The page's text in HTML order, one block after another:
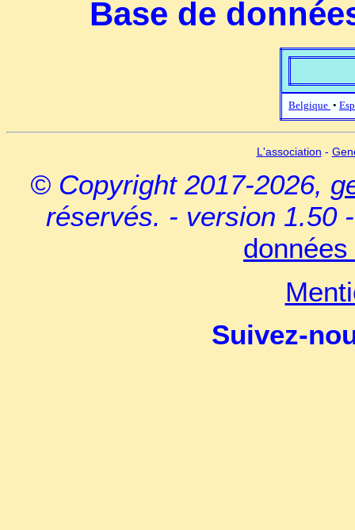
Base de
Belgique •
L'association -
© Copyright 2017-2026,
réservés. - version 1.50
Suivez-